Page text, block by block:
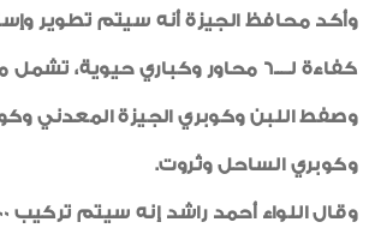
وأكد محافظ الجيزة أنه سيتم تطوير
وصفط اللبن وكوبري الجيزة المعدني
وكوبري الساحل وثروت.